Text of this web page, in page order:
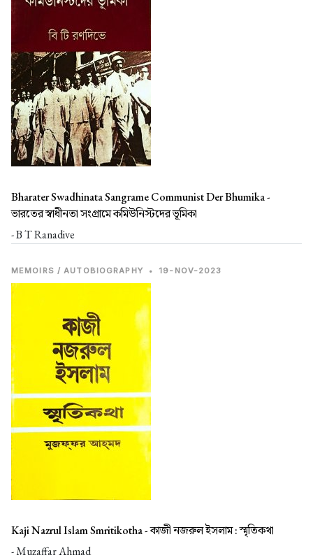
Bharater Swadhinata Sangrame Communist Der Bhumika -
ভারতের স্বাধীনতা সংগ্রামে কমিউনিস্টদের ভূমিকা
- B T Ranadive
MEMOIRS / AUTOBIOGRAPHY • 19-NOV-2023
Kaji Nazrul Islam Smritikotha -কাজী নজরুল ইসলাম : স্মৃতিকথা
- Muzaffar Ahmad